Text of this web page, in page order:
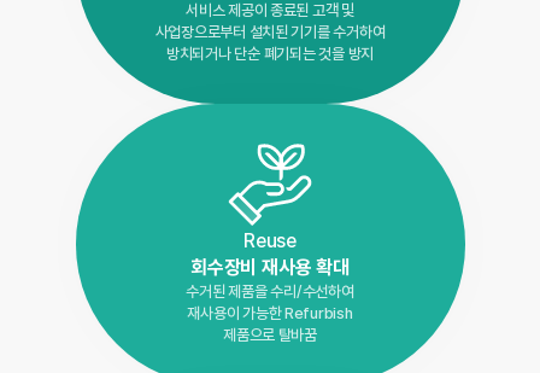
서비스 제공이 종료된 고객 및
사업장으로부터 설치된 기기를 수거하여
방치되거나 단순 폐기되는 것을 방지
Reuse
회수장비 재사용 확대
수거된 제품을 수리/수선하여
재사용이 가능한 Refurbish
제품으로 탈바꿈